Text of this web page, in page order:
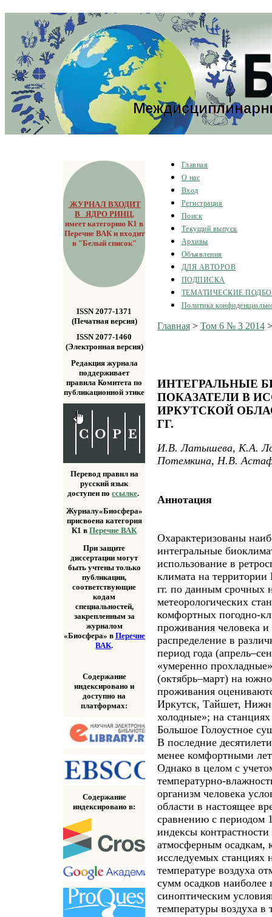
ЖУРНАЛ ВХОДИТ
В ЯДРО РИНЦ,
имеет категорию К1 в
Перечне ВАК и входит
в "Белый список"
ISSN 2077-1371
(Печатная версия)
ISSN 2077-1460
(Электронная версия)
Редакция журнала
поддерживает
правила Комитета по
публикационной этике
Перевод правил на
русский язык
доступен поссылке.
Журналу«Биосфера»
присвоена категория
К1 вПеречне ВАК
При защите
диссертации могут
быть учтены только
публикации,
соответствующие
кодам
специальностей,
закрепленным за
журналом
«Биосфера» в Перечне
ВАК.
Содержание
индексировано и
доступно на
платформах:
Содержание
индексировано в:
Главная
О нас
Вход
Регистрация
Поиск
Текущий выпуск
Архивы
Объявления
ДЛЯ АВТОРОВ
ПОДПИСКА
ТЕМАТИЧЕСКИЕ
Политика
Главная> Том 6 № 3 2014
ИНТЕГРАЛЬНЫЕ
ПОКАЗАТЕЛИ В
ИРКУТСКОЙ
ГГ.
И.В. Латышева, К.А.
Потемкина, Н.В.
Аннотация
Охарактеризованы
интегральные
использование в
климата на территории
гг. по данным срочных
метеорологических
комфортных погодно-
проживания человека и
распределение в
период года
«умеренно
(октябрь–март) на
проживания
Иркутск, Тайшет,
холодные»; на
Большое Голоустное
В последние
менее комфортными
Однако в целом с
температурно-
организм человека
области в настоящее
сравнению с периодом
индексы
атмосферным осадкам,
исследуемых станциях
температуре воздуха
сумм осадков
синоптическим
температуры воздуха в